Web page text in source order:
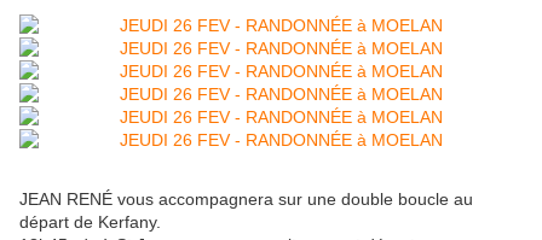
JEAN RENÉ vous accompagnera sur une double boucle au
départ de Kerfany.